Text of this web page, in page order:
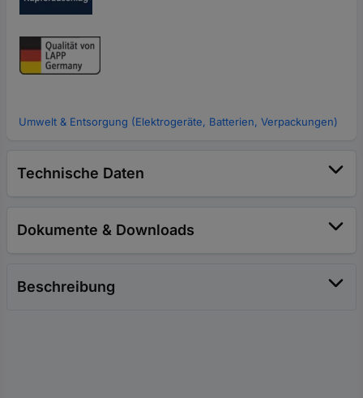
Umwelt & Entsorgung (Elektrogeräte, Batterien, Verpackungen)
Technische Daten
Dokumente & Downloads
Beschreibung